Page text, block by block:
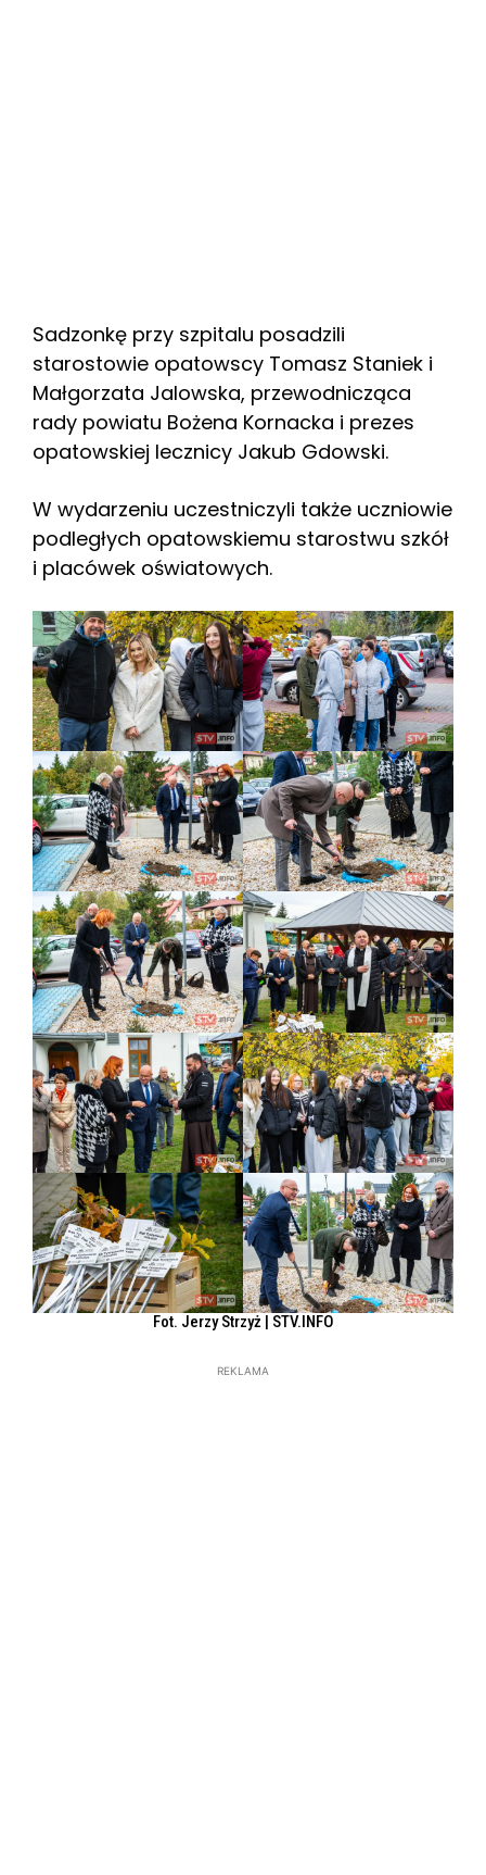
Sadzonkę przy szpitalu posadzili
starostowie opatowscy Tomasz Staniek i
Małgorzata Jalowska, przewodnicząca
rady powiatu Bożena Kornacka i prezes
opatowskiej lecznicy Jakub Gdowski.
W wydarzeniu uczestniczyli także uczniowie
podległych opatowskiemu starostwu szkół
i placówek oświatowych.
Fot. Jerzy Strzyż | STV.INFO
REKLAMA